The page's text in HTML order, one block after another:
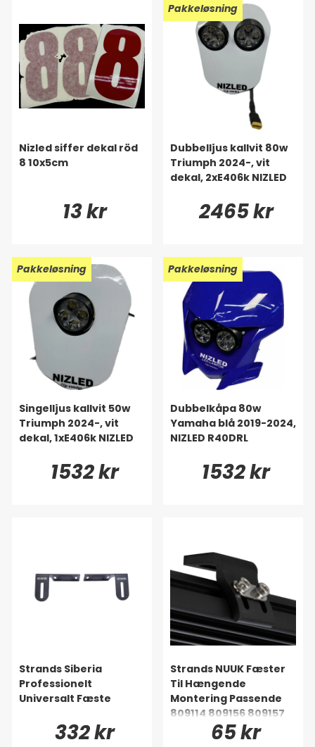
Nizled siffer dekal röd
8 10x5cm
13 kr
Pakkeløsning
Dubbelljus kallvit 80w
Triumph 2024-, vit
dekal, 2xE406k NIZLED
2465 kr
Pakkeløsning
Singelljus kallvit 50w
Triumph 2024-, vit
dekal, 1xE406k NIZLED
1532 kr
Pakkeløsning
Dubbelkåpa 80w
Yamaha blå 2019-2024,
NIZLED R40DRL
1532 kr
Strands Siberia
Professionelt
Universalt Fæste
332 kr
Strands NUUK Fæster
Til Hængende
Montering Passende
809114 809156 809157
65 kr